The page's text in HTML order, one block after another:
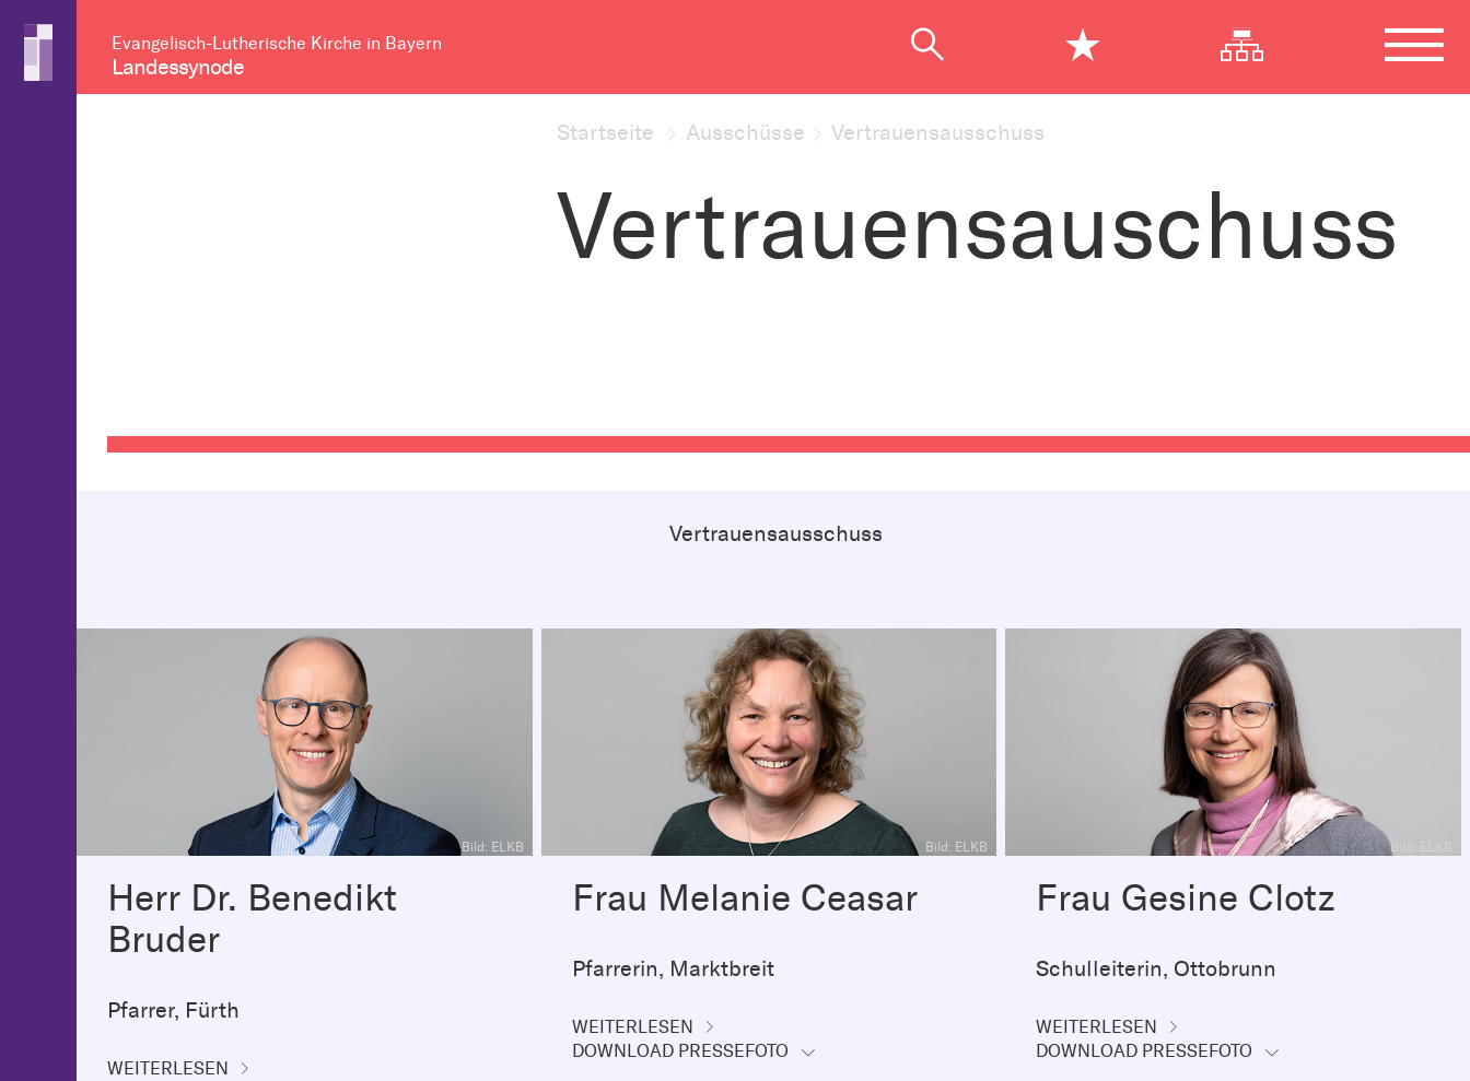
Evangelisch-Lutherische Kirche in Bayern
Landessynode
Startseite Ausschüsse Vertrauensausschuss
Vertrauensauschuss
Vertrauensausschuss
Bild: ELKB
Herr Dr. Benedikt
Bruder
Pfarrer, Fürth
WEITERLESEN
Bild: ELKB
Frau Melanie Ceasar
Pfarrerin, Marktbreit
WEITERLESEN
DOWNLOAD PRESSEFOTO
Bild: ELKB
Frau Gesine Clotz
Schulleiterin, Ottobrunn
WEITERLESEN
DOWNLOAD PRESSEFOTO